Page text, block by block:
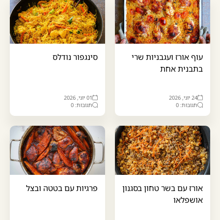
עוף אורז ועגבניות שרי
בתבנית אחת
24 יוני, 2026
תגובות: 0
סינגפור נודלס
01 יוני, 2026
תגובות: 0
אורז עם בשר טחון בסגנון
אושפלאו
פרגיות עם בטטה ובצל